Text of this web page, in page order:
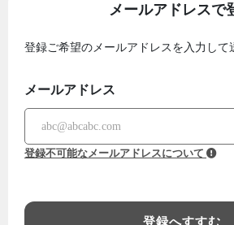
メールアドレスで
登録ご希望のメールアドレスを入力して
メールアドレス
登録不可能なメールアドレスについて
登録へすすむ